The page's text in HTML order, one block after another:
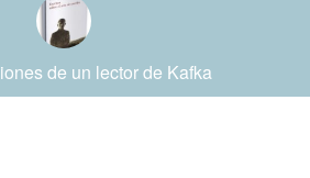
de un lector de Kafka